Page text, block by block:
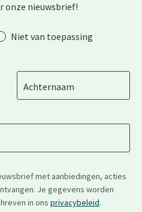
onze nieuwsbrief!
Niet van toepassing
Achternaam
met aanbiedingen, acties
Je gegevens worden
in ons privacybeleid.